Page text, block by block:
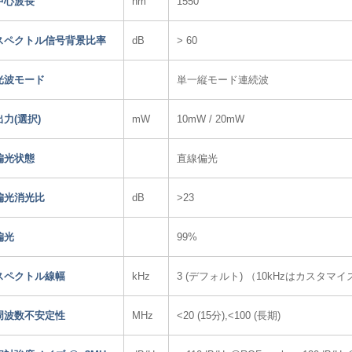
ペクトル信号背景比率 dB > 60
波モード 単一縦モード連続波
力(選択) mW 10mW / 20mW
光状態 直線偏光
光消光比 dB >23
光 99%
ペクトル線幅 kHz 3 (デフォルト) （10kHzはカスタマイ
波数不安定性 MHz <20 (15分),<100 (長期)